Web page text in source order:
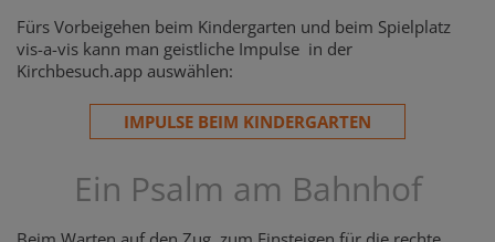
Fürs Vorbeigehen beim Kindergarten und beim Spielplatz
vis-a-vis kann man geistliche Impulse in der
Kirchbesuch.app auswählen:
IMPULSE BEIM KINDERGARTEN
Ein Psalm am Bahnhof